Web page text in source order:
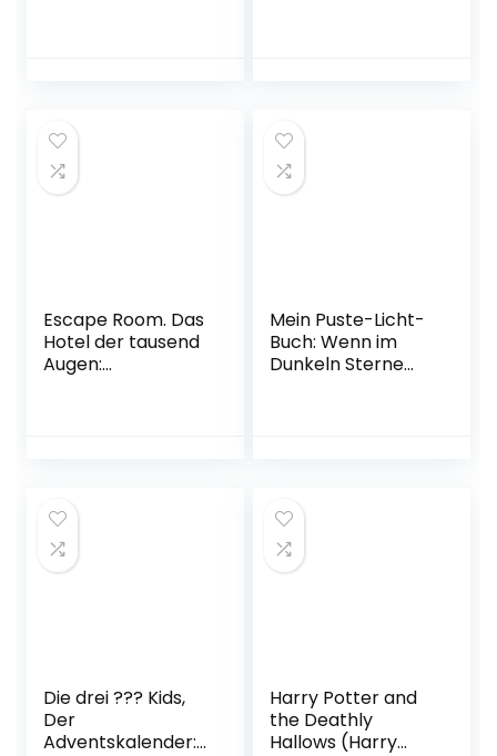
Escape Room. Das
Hotel der tausend
Augen:
für Erwachsene
von Eva Eich
Gebundene
Mein Puste-Licht-
Buch: Wenn im
Dunkeln Sterne
Monaten
Pappbilderbuch –
1. August 2020
Die drei ??? Kids,
Der
Adventskalender:
Harry Potter and
the Deathly
Hallows (Harry